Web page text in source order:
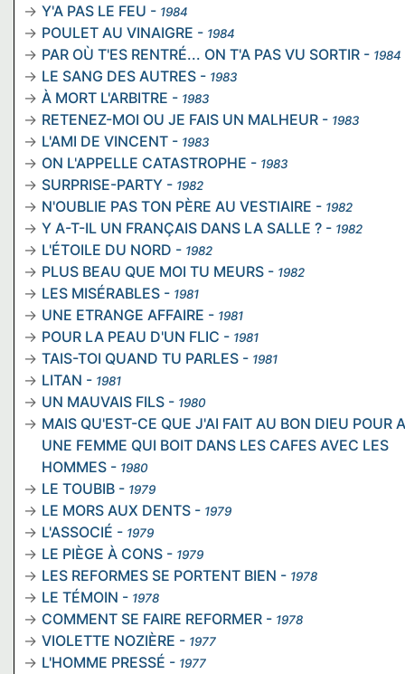
Y'A PAS LE FEU - 1984
POULET AU VINAIGRE - 1984
PAR OÙ T'ES RENTRÉ... ON T'A PAS VU SORTIR - 1984
LE SANG DES AUTRES - 1983
À MORT L'ARBITRE - 1983
RETENEZ-MOI OU JE FAIS UN MALHEUR - 1983
L'AMI DE VINCENT - 1983
ON L'APPELLE CATASTROPHE - 1983
SURPRISE-PARTY - 1982
N'OUBLIE PAS TON PÈRE AU VESTIAIRE - 1982
Y A-T-IL UN FRANÇAIS DANS LA SALLE ? - 1982
L'ÉTOILE DU NORD - 1982
PLUS BEAU QUE MOI TU MEURS - 1982
LES MISÉRABLES - 1981
UNE ETRANGE AFFAIRE - 1981
POUR LA PEAU D'UN FLIC - 1981
TAIS-TOI QUAND TU PARLES - 1981
LITAN - 1981
UN MAUVAIS FILS - 1980
MAIS QU'EST-CE QUE J'AI FAIT AU BON DIEU POUR
UNE FEMME QUI BOIT DANS LES CAFES AVEC LES
HOMMES - 1980
LE TOUBIB - 1979
LE MORS AUX DENTS - 1979
L'ASSOCIÉ - 1979
LE PIÈGE À CONS - 1979
LES REFORMES SE PORTENT BIEN - 1978
LE TÉMOIN - 1978
COMMENT SE FAIRE REFORMER - 1978
VIOLETTE NOZIÈRE - 1977
L'HOMME PRESSÉ - 1977